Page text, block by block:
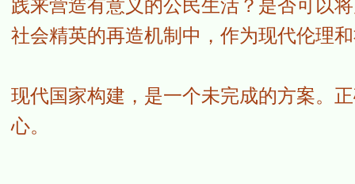
践来营造有意义的公民生活？是否可以
社会精英的再造机制中，作为现代伦理
现代国家构建，是一个未完成的方案。
心。